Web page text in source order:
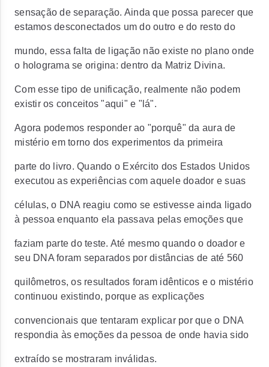
sensação de separação. Ainda que possa parecer que
estamos desconectados um do outro e do resto do
mundo, essa falta de ligação não existe no plano onde
o holograma se origina: dentro da Matriz Divina.
Com esse tipo de unificação, realmente não podem
existir os conceitos "aqui" e "lá".
Agora podemos responder ao "porquê" da aura de
mistério em torno dos experimentos da primeira
parte do livro. Quando o Exército dos Estados Unidos
executou as experiências com aquele doador e suas
células, o DNA reagiu como se estivesse ainda ligado
à pessoa enquanto ela passava pelas emoções que
faziam parte do teste. Até mesmo quando o doador e
seu DNA foram separados por distâncias de até 560
quilômetros, os resultados foram idênticos e o mistério
continuou existindo, porque as explicações
convencionais que tentaram explicar por que o DNA
respondia às emoções da pessoa de onde havia sido
extraído se mostraram inválidas.